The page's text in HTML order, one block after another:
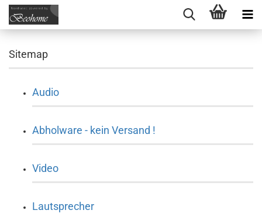
Sitemap
Audio
Abholware - kein Versand !
Video
Lautsprecher